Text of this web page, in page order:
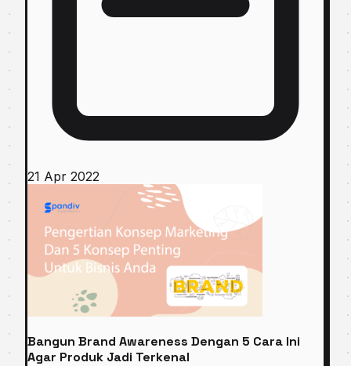
21 Apr 2022
Bangun Brand Awareness Dengan 5 Cara Ini
Agar Produk Jadi Terkenal